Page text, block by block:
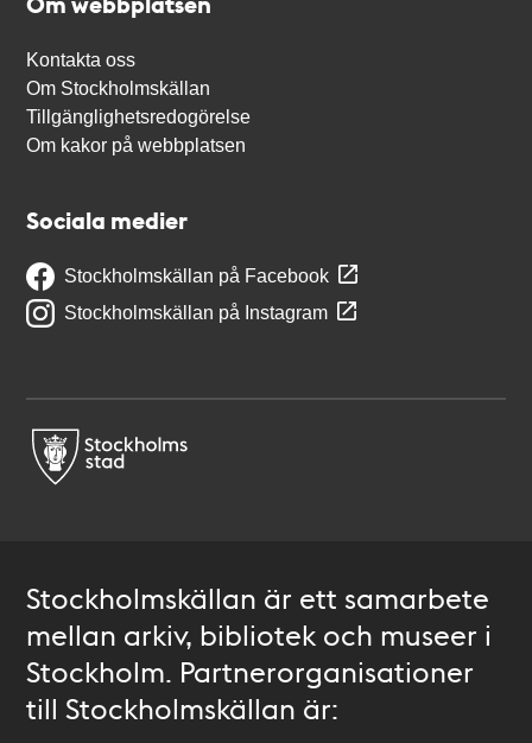
Kontakta oss
Om Stockholmskällan
Tillgänglighetsredogörelse
Om kakor på webbplatsen
Sociala medier
Stockholmskällan på Facebook
Stockholmskällan på Instagram
Stockholmskällan är ett samarbete
mellan arkiv, bibliotek och museer i
Stockholm. Partnerorganisationer
till Stockholmskällan är: